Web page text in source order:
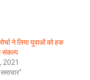
ने लिया युवाओं को हक
संकल्प
2021